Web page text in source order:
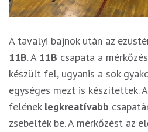
A tavalyi bajnok után az
11B. A 11B csapata a
készült fel, ugyanis a sok
egységes mezt is készítettek.
felének legkreatívabb
zsebelték be. A mérkőzést az